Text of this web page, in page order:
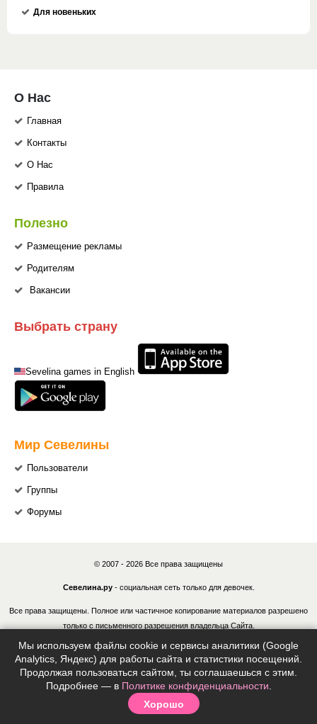
Для новеньких
О Нас
Главная
Контакты
О Нас
Правила
Полезно
Размещение рекламы
Родителям
Вакансии
Выбрать страну
Sevelina games in English
Мир Севелины
Пользователи
Группы
Форумы
© 2007 - 2026 Все права защищены
Севелина.ру- социальная сеть только для девочек.
Все права защищены. Полное или частичное копирование материалов разрешено
только с письменного разрешения владельца Сайта.
В случае обнаружения нарушений, виновные лица могут быть привлечены к
ответственности в соответствии с действующим законодательством Российской
Федерации.
Согласие на обработку ПДн
Мы используем файлы cookie и сервисы аналитики (Google
Analytics, Яндекс) для работы сайта и статистики посещений.
Продолжая пользоваться сайтом, ты соглашаешься с этим.
Подробнее — в Политике конфиденциальности
Хорошо